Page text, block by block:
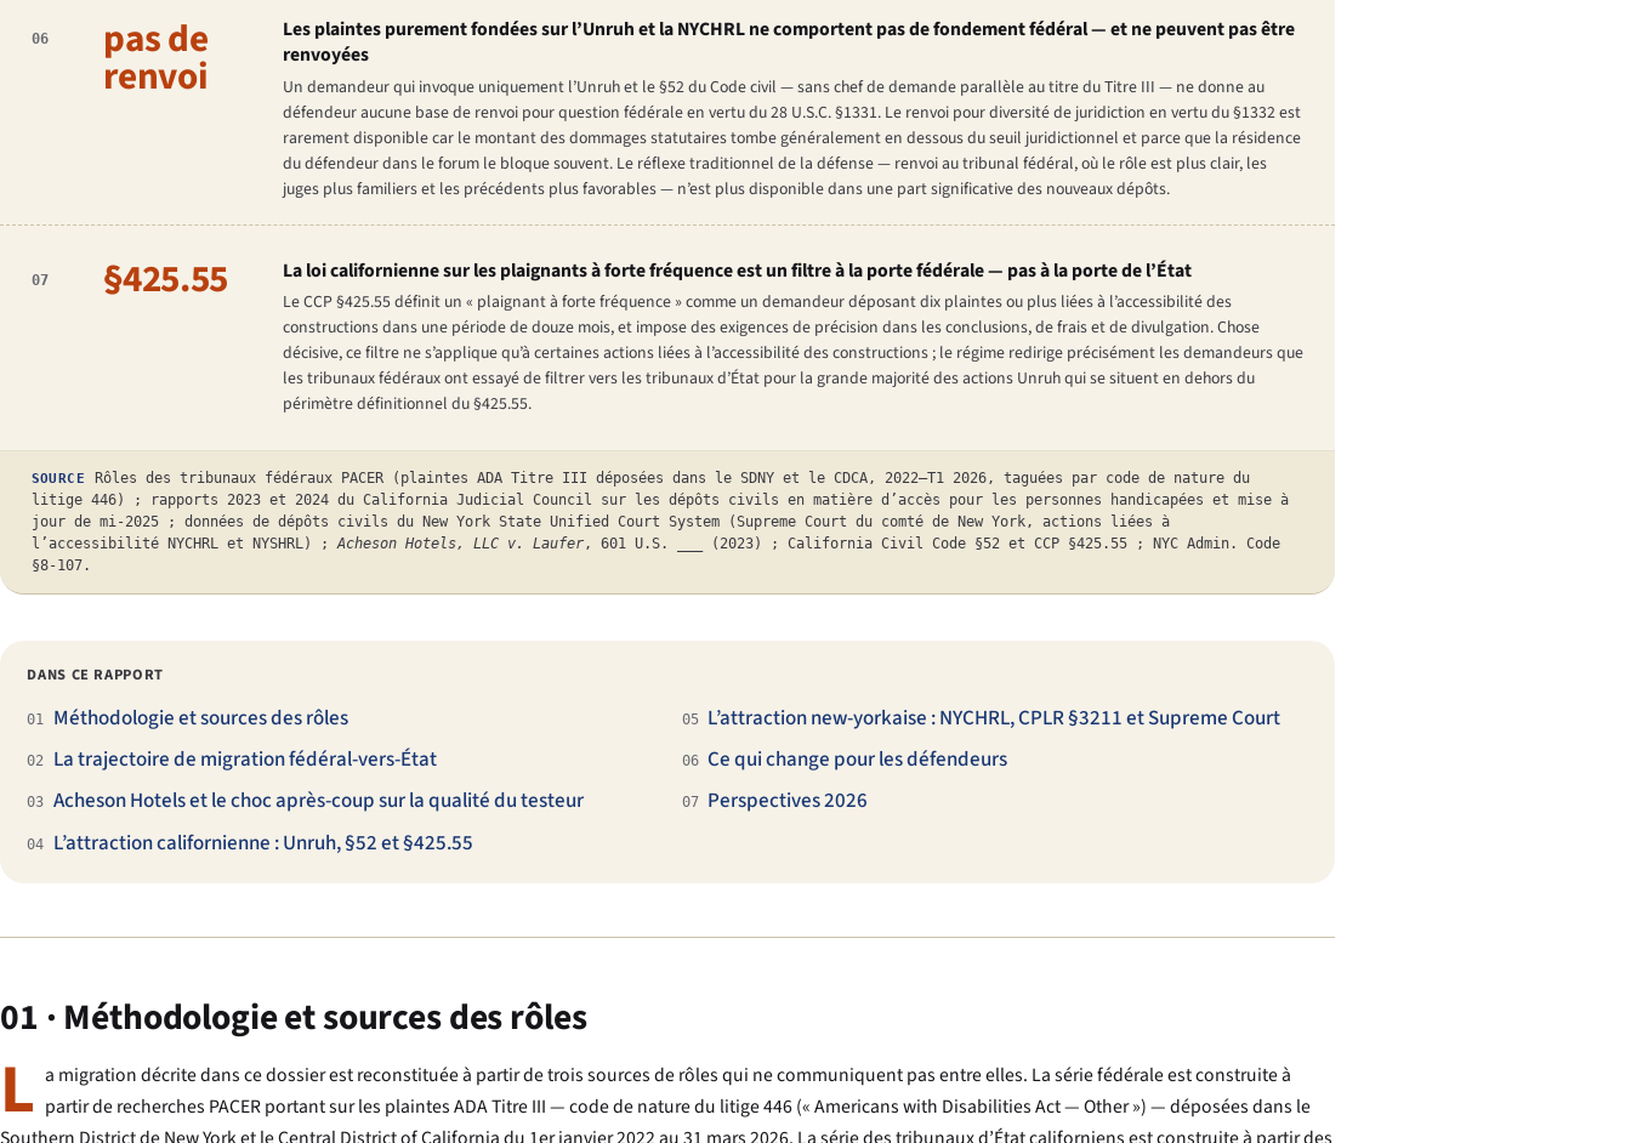
06 pas de
renvoi
Les plaintes purement fondées sur l’Unruh et la NYCHRL ne comportent pas de fondement fédéral — et ne peuvent pas être
renvoyées
Un demandeur qui invoque uniquement l’Unruh et le §52 du Code civil — sans chef de demande parallèle au titre du Titre III — ne donne au
défendeur aucune base de renvoi pour question fédérale en vertu du 28 U.S.C. §1331. Le renvoi pour diversité de juridiction en vertu du §1332 est
rarement disponible car le montant des dommages statutaires tombe généralement en dessous du seuil juridictionnel et parce que la résidence
du défendeur dans le forum le bloque souvent. Le réflexe traditionnel de la défense — renvoi au tribunal fédéral, où le rôle est plus clair, les
juges plus familiers et les précédents plus favorables — n’est plus disponible dans une part significative des nouveaux dépôts.
07 §425.55 La loi californienne sur les plaignants à forte fréquence est un filtre à la porte fédérale — pas à la porte de l’État
Le CCP §425.55 définit un « plaignant à forte fréquence » comme un demandeur déposant dix plaintes ou plus liées à l’accessibilité des
constructions dans une période de douze mois, et impose des exigences de précision dans les conclusions, de frais et de divulgation. Chose
décisive, ce filtre ne s’applique qu’à certaines actions liées à l’accessibilité des constructions ; le régime redirige précisément les demandeurs que
les tribunaux fédéraux ont essayé de filtrer vers les tribunaux d’État pour la grande majorité des actions Unruh qui se situent en dehors du
périmètre définitionnel du §425.55.
SOURCE
Rôles des tribunaux fédéraux PACER (plaintes ADA Titre III déposées dans le SDNY et le CDCA, 2022–T1 2026, taguées par code de nature du
litige 446) ; rapports 2023 et 2024 du California Judicial Council sur les dépôts civils en matière d’accès pour les personnes handicapées et mise à
jour de mi-2025 ; données de dépôts civils du New York State Unified Court System (Supreme Court du comté de New York, actions liées à
l’accessibilité NYCHRL et NYSHRL) ;Acheson Hotels, LLC v. Laufer, 601 U.S. ___ (2023) ; California Civil Code §52 et CCP §425.55 ; NYC Admin. Code
§8-107.
DANS CE RAPPORT
01 Méthodologie et sources des rôles
02 La trajectoire de migration fédéral-vers-État
03 Acheson Hotels et le choc après-coup sur la qualité du testeur
04 L’attraction californienne : Unruh, §52 et §425.55
05 L’attraction new-yorkaise : NYCHRL, CPLR §3211 et Supreme Court
06 Ce qui change pour les défendeurs
07 Perspectives 2026
01 · Méthodologie et sources des rôles
L a migration décrite dans ce dossier est reconstituée à partir de trois sources de rôles qui ne communiquent pas entre elles. La série fédérale est construite à
partir de recherches PACER portant sur les plaintes ADA Titre III — code de nature du litige 446 (« Americans with Disabilities Act — Other ») — déposées dans le